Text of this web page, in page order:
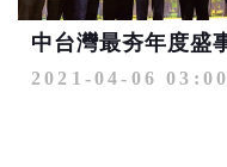
2021-04-06 03:00